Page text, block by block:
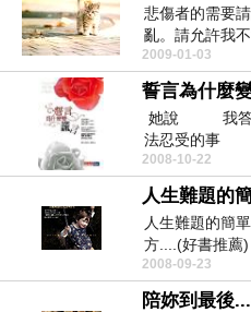
悲傷者的需要
亂。請允許我
拒絕一些提議，
2009-01-03
誓言為什麼
她說 我答應
法忍受的事
2008-10-22
人生難題的簡
方....(好書推薦
2008-09-23
陪妳到最後